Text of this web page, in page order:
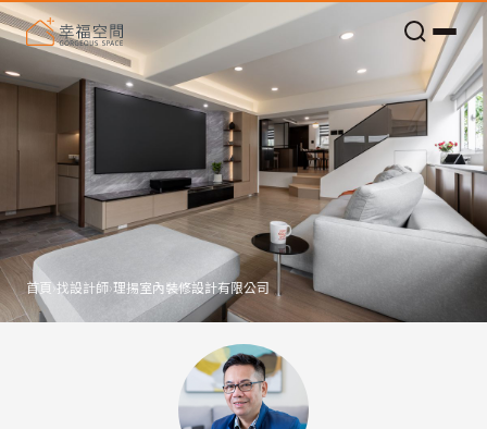
老屋預算分配與高 CP 值煥新術
首頁›找設計師›理揚室內裝修設計有限公司